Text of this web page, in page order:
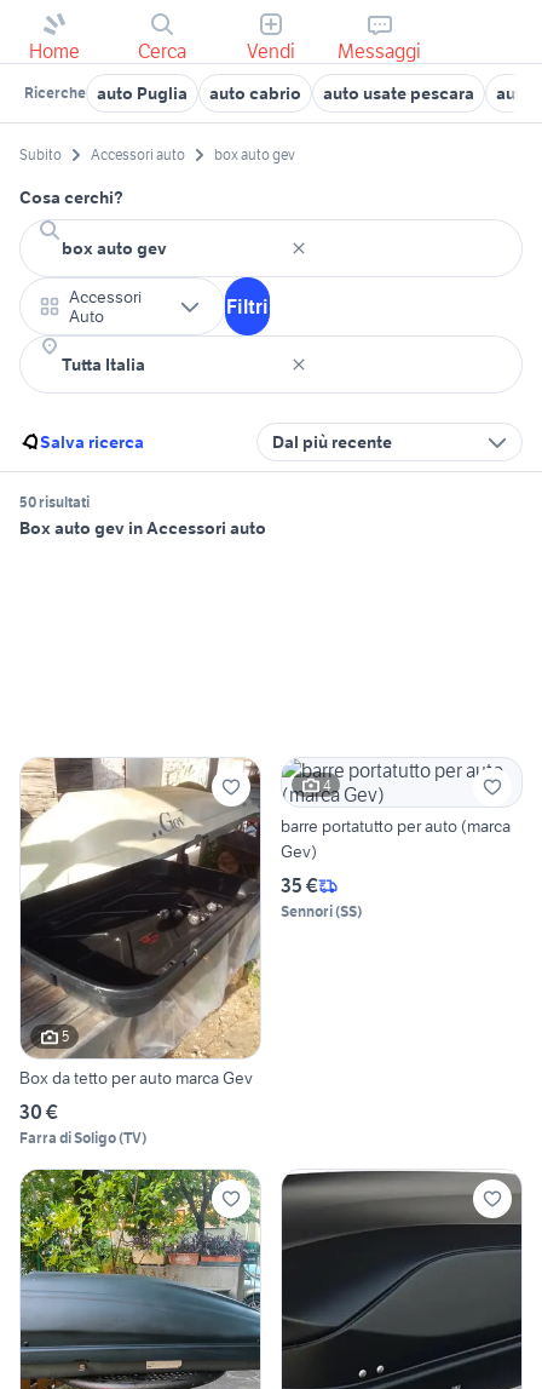
Home Cerca Vendi Messaggi
Ricerche auto Puglia auto cabrio auto usate pescara auto
Subito Accessori auto box auto gev
Cosa cerchi?
Accessori
Auto
Filtri
Salva ricerca Dal più recente
50 risultati
Box auto gev in Accessori auto
5
Box da tetto per auto marca Gev
30 €
Farra di Soligo(TV)
4
barre portatutto per auto (marca
Gev)
35 €
Sennori(SS)